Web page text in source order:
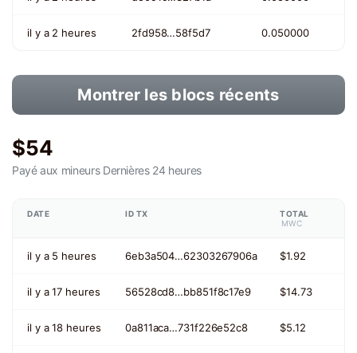
il y a 2 heures 2fd958…58f5d7 0.050000
Montrer les blocs récents
$54
Payé aux mineurs Dernières 24 heures
DATE ID TX
TOTAL
MWC
il y a 5 heures 6eb3a504…62303267906a $1.92
il y a 17 heures 56528cd8…bb851f8c17e9 $14.73
il y a 18 heures 0a811aca…731f226e52c8 $5.12